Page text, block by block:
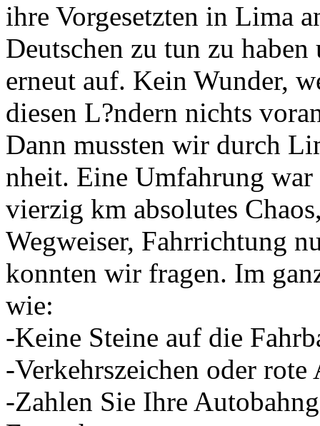
ihre Vorgesetzten in Lima
Deutschen zu tun zu
erneut auf. Kein Wunder,
diesen L?ndern nichts
Dann mussten wir durch
nheit. Eine Umfahrung
vierzig km absolutes
Wegweiser, Fahrrichtung
konnten wir fragen. Im
wie:
-Keine Steine auf die
-Verkehrszeichen oder rote
-Zahlen Sie Ihre